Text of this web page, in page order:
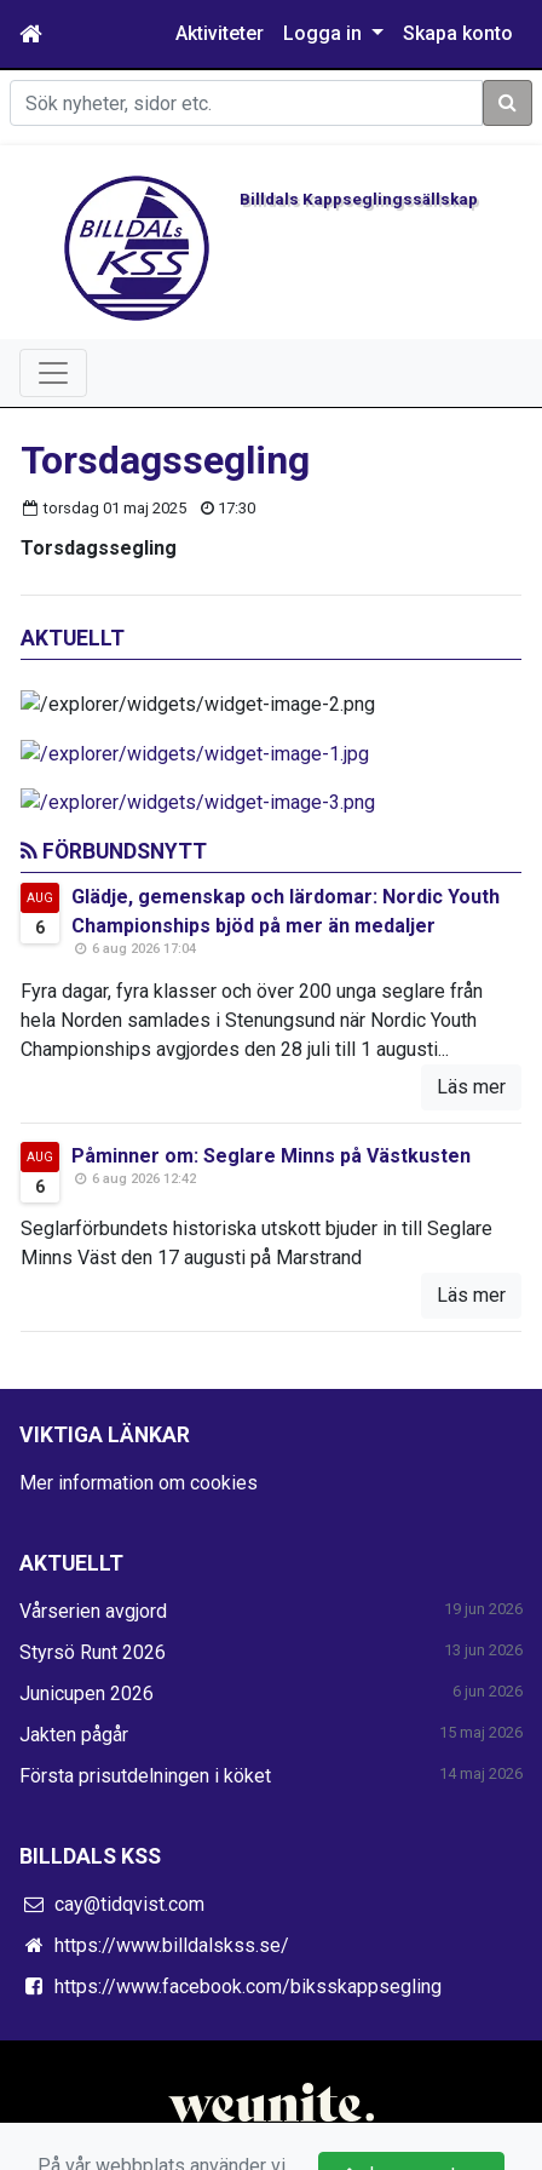
Aktiviteter Logga in Skapa konto
Sök
Billdals Kappseglingssällskap
Torsdagssegling
torsdag 01 maj 2025 17:30
Torsdagssegling
AKTUELLT
FÖRBUNDSNYTT
AUG
6
Glädje, gemenskap och lärdomar: Nordic Youth
Championships bjöd på mer än medaljer
6 aug 2026 17:04
Fyra dagar, fyra klasser och över 200 unga seglare från
hela Norden samlades i Stenungsund när Nordic Youth
Championships avgjordes den 28 juli till 1 augusti...
Läs mer
AUG
6
Påminner om: Seglare Minns på Västkusten
6 aug 2026 12:42
Seglarförbundets historiska utskott bjuder in till Seglare
Minns Väst den 17 augusti på Marstrand
Läs mer
VIKTIGA LÄNKAR
Mer information om cookies
AKTUELLT
Vårserien avgjord 19 jun 2026
Styrsö Runt 2026 13 jun 2026
Junicupen 2026 6 jun 2026
Jakten pågår 15 maj 2026
Första prisutdelningen i köket 14 maj 2026
BILLDALS KSS
cay@tidqvist.com
https://www.billdalskss.se/
https://www.facebook.com/biksskappsegling